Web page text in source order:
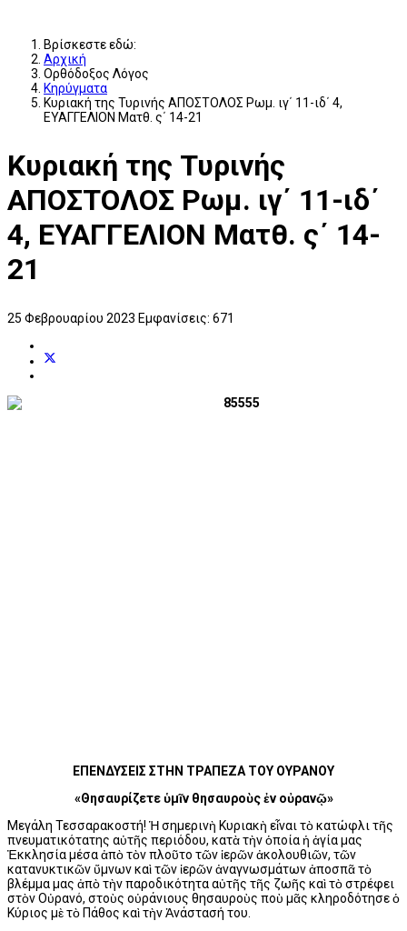
Βρίσκεστε εδώ:
Αρχική
Ορθόδοξος Λόγος
Κηρύγματα
Κυριακή της Τυρινής ΑΠΟΣΤΟΛΟΣ Ρωμ. ιγ΄ 11-ιδ΄ 4,
ΕΥΑΓΓΕΛΙΟΝ Ματθ. ς΄ 14-21
Κυριακή της Τυρινής
ΑΠΟΣΤΟΛΟΣ Ρωμ. ιγ΄ 11-ιδ΄
4, ΕΥΑΓΓΕΛΙΟΝ Ματθ. ς΄ 14-
21
25 Φεβρουαρίου 2023 Εμφανίσεις: 671
ΕΠΕΝΔΥΣΕΙΣ ΣΤΗΝ ΤΡΑΠΕΖΑ ΤΟΥ ΟΥΡΑΝΟΥ
«Θησαυρίζετε ὑμῖν θησαυροὺς ἐν οὐρανῷ»
Μεγάλη Τεσσαρακοστή! Ἡ σημερινὴ Κυριακὴ εἶναι τὸ κατώφλι τῆς
πνευματικότατης αὐτῆς περιόδου, κατὰ τὴν ὁποία ἡ ἁγία μας
Ἐκκλησία μέσα ἀπὸ τὸν πλοῦτο τῶν ἱερῶν ἀκολουθιῶν, τῶν
κατανυκτικῶν ὕμνων καὶ τῶν ἱερῶν ἀναγνωσμάτων ἀποσπᾶ τὸ
βλέμμα μας ἀπὸ τὴν παροδικότητα αὐτῆς τῆς ζωῆς καὶ τὸ στρέφει
στὸν Οὐρανό, στοὺς οὐράνιους θησαυροὺς ποὺ μᾶς κληροδότησε ὁ
Κύριος μὲ τὸ Πάθος καὶ τὴν Ἀνάστασή του.